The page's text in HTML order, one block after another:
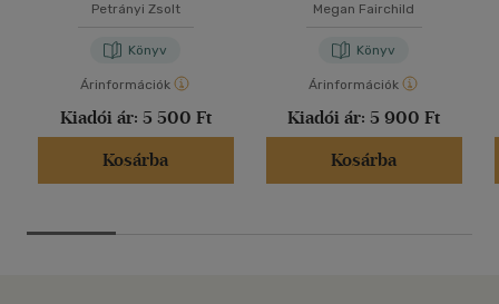
Petrányi Zsolt
Könyv
Árinformációk
Kiadói ár: 5 500 Ft
Kosárba
Megan Fairchild
Könyv
Árinformációk
Kiadói ár: 5 900 Ft
Kosárba